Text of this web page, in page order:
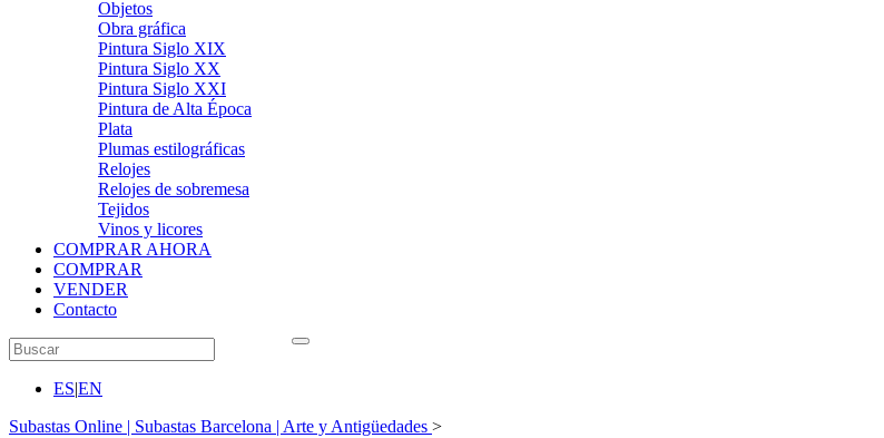
Objetos
Obra gráfica
Pintura Siglo XIX
Pintura Siglo XX
Pintura Siglo XXI
Pintura de Alta Época
Plata
Plumas estilográficas
Relojes
Relojes de sobremesa
Tejidos
Vinos y licores
COMPRAR AHORA
COMPRAR
VENDER
Contacto
ES|EN
Subastas Online | Subastas Barcelona | Arte y Antigüedades >